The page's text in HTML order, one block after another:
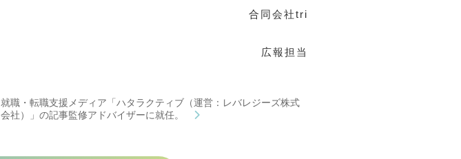
合同会社tri
広報担当
就職・転職支援メディア「ハタラクティブ（運営：レバレジーズ株式
会社）」の記事監修アドバイザーに就任。